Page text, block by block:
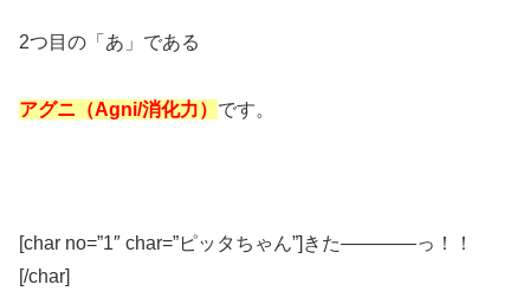
2つ目の「あ」である
アグニ（Agni/消化力） です。
[char no=”1″ char=”ピッタちゃん”]きた――――っ！！
[/char]